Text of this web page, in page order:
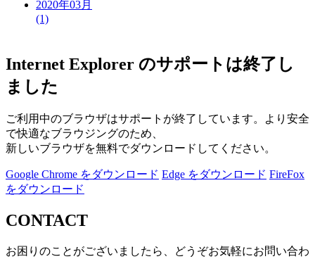
2020年03月
(1)
Internet Explorer のサポートは終了し
ました
ご利用中のブラウザはサポートが終了しています。より安全
で快適なブラウジングのため、
新しいブラウザを無料でダウンロードしてください。
Google Chrome をダウンロード Edge をダウンロード FireFox
をダウンロード
CONTACT
お困りのことがございましたら、どうぞお気軽にお問い合わ